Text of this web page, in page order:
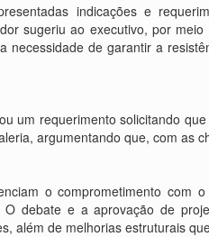
indicações e
sugeriu ao executivo, por
necessidade de garantir a
um requerimento solicitando
argumentando que, com as
o comprometimento
O debate e a aprovação de
além de melhorias estruturais